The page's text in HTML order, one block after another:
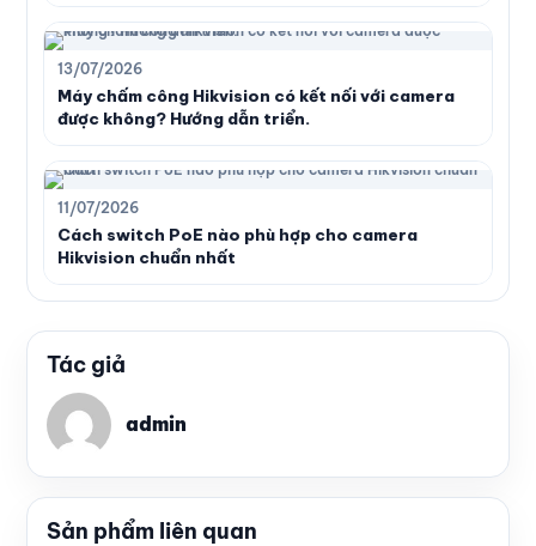
13/07/2026
Máy chấm công Hikvision có kết nối với camera
được không? Hướng dẫn triển.
11/07/2026
Cách switch PoE nào phù hợp cho camera
Hikvision chuẩn nhất
Tác giả
admin
Sản phẩm liên quan